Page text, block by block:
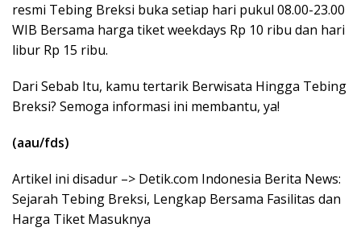
resmi Tebing Breksi buka setiap hari pukul 08.00-23.00
WIB Bersama harga tiket weekdays Rp 10 ribu dan hari
libur Rp 15 ribu.
Dari Sebab Itu, kamu tertarik Berwisata Hingga Tebing
Breksi? Semoga informasi ini membantu, ya!
(aau/fds)
Artikel ini disadur –> Detik.com Indonesia Berita News:
Sejarah Tebing Breksi, Lengkap Bersama Fasilitas dan
Harga Tiket Masuknya